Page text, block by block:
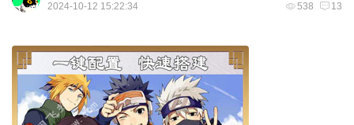
538 13
2024-10-12 15:22:34